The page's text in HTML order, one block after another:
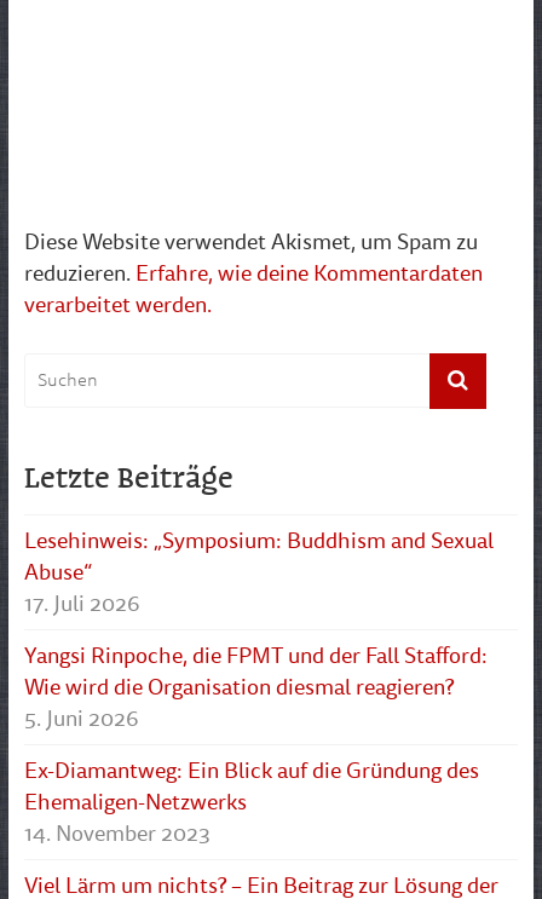
Diese Website verwendet Akismet, um Spam zu
reduzieren. Erfahre, wie deine Kommentardaten
verarbeitet werden.
Letzte Beiträge
Lesehinweis: „Symposium: Buddhism and Sexual
Abuse“
17. Juli 2026
Yangsi Rinpoche, die FPMT und der Fall Stafford:
Wie wird die Organisation diesmal reagieren?
5. Juni 2026
Ex-Diamantweg: Ein Blick auf die Gründung des
Ehemaligen-Netzwerks
14. November 2023
Viel Lärm um nichts? – Ein Beitrag zur Lösung der